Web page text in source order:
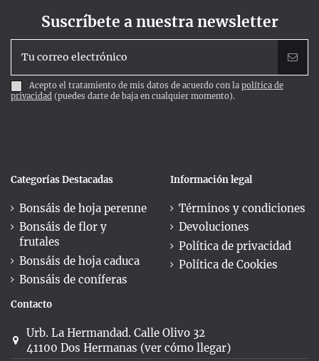
Suscríbete a nuestra newsletter
Acepto el tratamiento de mis datos de acuerdo con la política de
privacidad (puedes darte de baja en cualquier momento).
Categorías Destacadas
Bonsáis de hoja perenne
Bonsáis de flor y
frutales
Bonsáis de hoja caduca
Bonsáis de coníferas
Información legal
Términos y condiciones
Devoluciones
Política de privacidad
Política de Cookies
Contacto
Urb. La Hermandad. Calle Olivo 32
41100 Dos Hermanas (ver cómo llegar)